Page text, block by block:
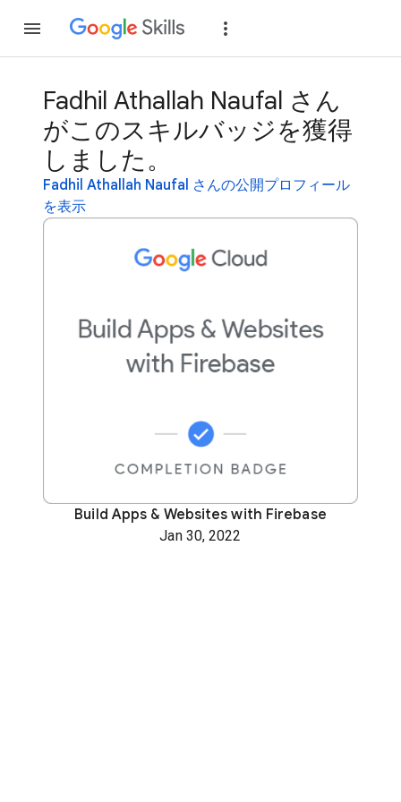
Fadhil Athallah Naufal さん
がこのスキルバッジを獲得
しました。
Fadhil Athallah Naufal さんの公開プロフィール
を表示